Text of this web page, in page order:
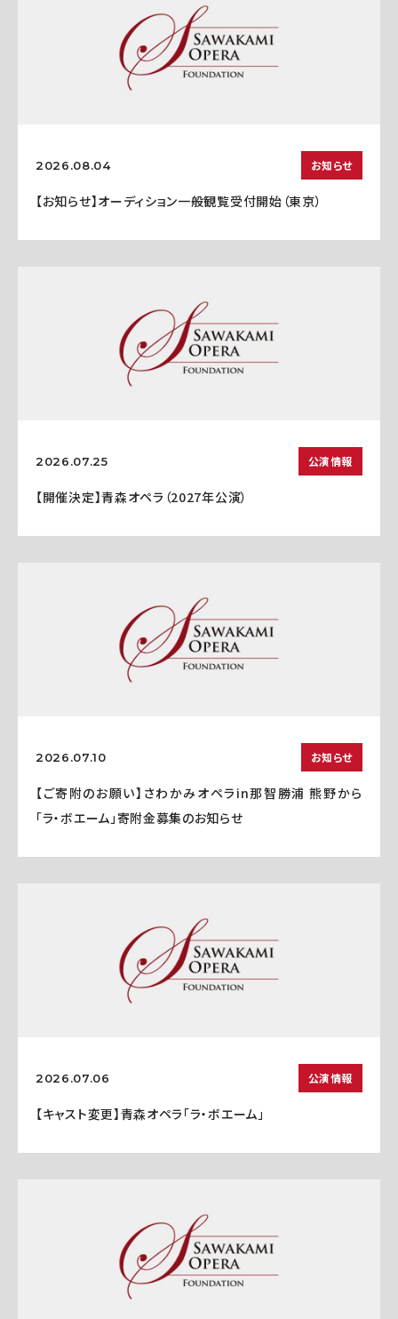
2026.08.04 お知らせ
【お知らせ】オーディション一般観覧受付開始（東京）
2026.07.25 公演情報
【開催決定】青森オペラ（2027年公演）
2026.07.10 お知らせ
【ご寄附のお願い】さわかみオペラin那智勝浦 熊野から
「ラ・ボエーム」寄附金募集のお知らせ
2026.07.06 公演情報
【キャスト変更】青森オペラ「ラ・ボエーム」